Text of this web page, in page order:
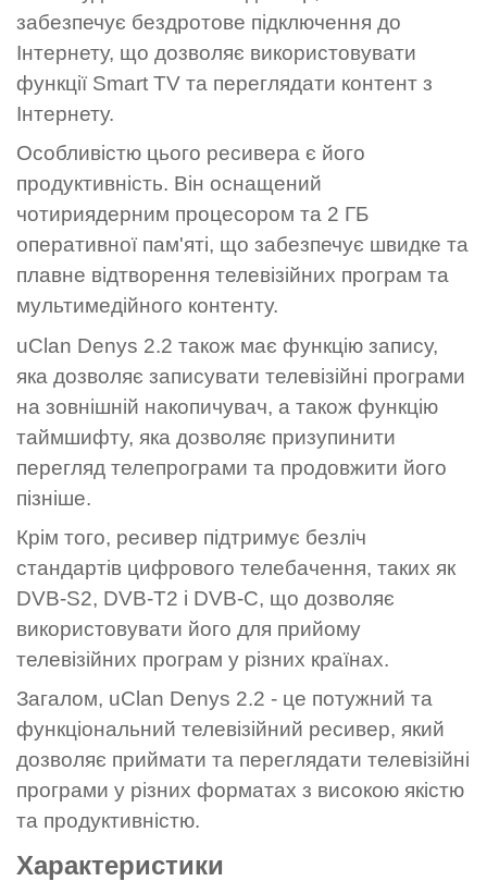
забезпечує бездротове підключення до
Інтернету, що дозволяє використовувати
функції Smart TV та переглядати контент з
Інтернету.
Особливістю цього ресивера є його
продуктивність. Він оснащений
чотириядерним процесором та 2 ГБ
оперативної пам'яті, що забезпечує швидке та
плавне відтворення телевізійних програм та
мультимедійного контенту.
uClan Denys 2.2 також має функцію запису,
яка дозволяє записувати телевізійні програми
на зовнішній накопичувач, а також функцію
таймшифту, яка дозволяє призупинити
перегляд телепрограми та продовжити його
пізніше.
Крім того, ресивер підтримує безліч
стандартів цифрового телебачення, таких як
DVB-S2, DVB-T2 і DVB-C, що дозволяє
використовувати його для прийому
телевізійних програм у різних країнах.
Загалом, uClan Denys 2.2 - це потужний та
функціональний телевізійний ресивер, який
дозволяє приймати та переглядати телевізійні
програми у різних форматах з високою якістю
та продуктивністю.
Характеристики